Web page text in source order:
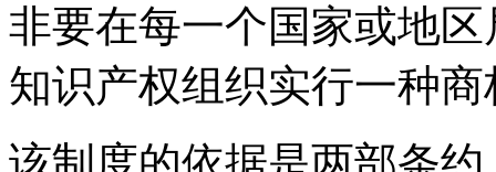
非要在每一个国家或地
知识产权组织实行一种
该制度的依据是两部条